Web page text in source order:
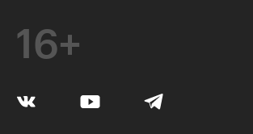
16+
Электронная почта